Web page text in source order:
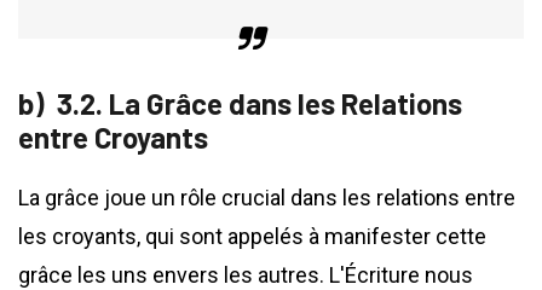
3.2. La Grâce dans les Relations
entre Croyants
La grâce joue un rôle crucial dans les relations entre
les croyants, qui sont appelés à manifester cette
grâce les uns envers les autres. L'Écriture nous